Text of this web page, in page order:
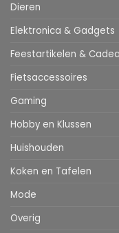
Dieren
Elektronica & Gadgets
Feestartikelen &
Fietsaccessoires
Gaming
Hobby en Klussen
Huishouden
Koken en Tafelen
Mode
Overig